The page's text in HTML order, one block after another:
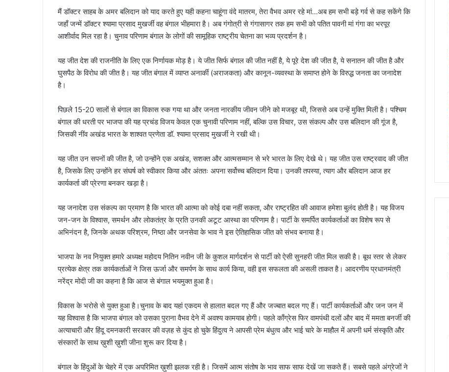
मैं डॉक्टर साहब के अमर बलिदान को याद करते हुए यही कहना चाहूंगा वंदे मातरम, तेरा वैभव अमर रहे मां…अब हम सभी बड़े गर्व से कह सकेंगे कि
जहाँ जन्में डॉक्टर श्यामा प्रसाद मुखर्जी वह बंगाल भीहमारा है। अब गंगोत्री से गंगासागर तक हम सभी को पतित पावनी मां गंगा का भरपूर
आशीर्वाद मिल रहा है। चुनाव परिणाम बंगाल के लोगों की सामूहिक राष्ट्रीय चेतना का भव्य प्रदर्शन है।
यह जीत देश की राजनीति के लिए एक निर्णायक मोड़ है। ये जीत सिर्फ बंगाल की जीत नहीं है, ये पूरे देश की जीत है, ये सनातन की जीत है और
घुसपैठ के विरोध की जीत है। यह जीत बंगाल में व्याप्त अनार्की (अराजकता) और कानून-व्यवस्था के समाप्त होने के विरुद्ध जनता का जनादेश
है।
पिछले 15-20 सालों से बंगाल का विकास रुक गया था और जनता नारकीय जीवन जीने को मजबूर थी, जिससे अब उन्हें मुक्ति मिली है। पश्चिम
बंगाल की धरती पर भाजपा की यह प्रचंड विजय केवल एक चुनावी परिणाम नहीं, बल्कि उस विचार, उस संकल्प और उस बलिदान की गूंज है,
जिसकी नींव अखंड भारत के शाश्वत प्रणेता डॉ. श्यामा प्रसाद मुखर्जी ने रखी थी।
यह जीत उन सपनों की जीत है, जो उन्होंने एक अखंड, सशक्त और आत्मसम्मान से भरे भारत के लिए देखे थे। यह जीत उस राष्ट्रवाद की जीत
है, जिसके लिए उन्होंने हर संघर्ष को स्वीकार किया और अंततः अपना सर्वोच्च बलिदान दिया। उनकी तपस्या, त्याग और बलिदान आज हर
कार्यकर्ता की प्रेरणा बनकर खड़ा है।
यह जनादेश उस संकल्प का प्रमाण है कि भारत की आत्मा को कोई दबा नहीं सकता, और राष्ट्रहित की आवाज हमेशा बुलंद होती है। यह विजय
जन-जन के विश्वास, समर्थन और लोकतंत्र के प्रति उनकी अटूट आस्था का परिणाम है। पार्टी के समर्पित कार्यकर्ताओं का विशेष रूप से
अभिनंदन है, जिनके अथक परिश्रम, निष्ठा और जनसेवा के भाव ने इस ऐतिहासिक जीत को संभव बनाया है।
भाजपा के नव नियुक्त हमारे अध्यक्ष महोदय नितिन नवीन जी के कुशल मार्गदर्शन से पार्टी को ऐसी सुनहरी जीत मिल सकी है। बूथ स्तर से लेकर
प्रत्येक क्षेत्र तक कार्यकर्ताओं ने जिस ऊर्जा और समर्पण के साथ कार्य किया, वही इस सफलता की असली ताकत है। आदरणीय प्रधानमंत्री
नरेंद्र मोदी जी का कहना है कि आज से बंगाल भयमुक्त हुआ है।
विकास के भरोसे से युक्त हुआ है।चुनाव के बाद यहां एकदम से हालात बदल गए हैं और जज्बात बदल गए हैं। पार्टी कार्यकर्ताओं और जन जन में
यह विश्वास है कि भाजपा बंगाल को उसका पुराना वैभव देने में अवश्य कामयाब होगी। पहले काँग्रेस फिर वामपंथी दलों और बाद में ममता बनर्जी की
अत्याचारी और हिंदू दमनकारी सरकार की वज़ह से कुंद हो चुके हिंदुत्व ने आपसी प्रेम बंधुत्व और भाई चारे के माहौल में अपनी धर्म संस्कृति और
संस्कारों के साथ ख़ुशी ख़ुशी जीना शुरू कर दिया है।
बंगाल के हिंदुओं के चेहरे में एक अपरिमित ख़ुशी झलक रही है। जिसमें आत्म संतोष के भाव साफ साफ देखें जा सकते हैं। सबसे पहले अंग्रेजों ने